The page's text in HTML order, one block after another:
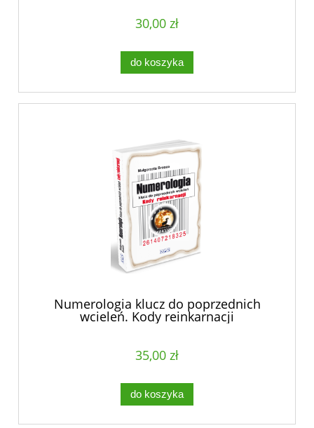
30,00 zł
do koszyka
Numerologia klucz do poprzednich
wcieleń. Kody reinkarnacji
35,00 zł
do koszyka